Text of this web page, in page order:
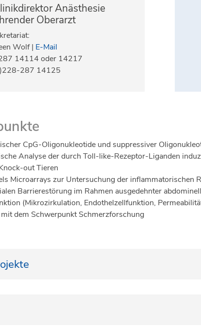
Anästhesie
Oberarzt
Wolf | E-Mail
14114 oder 14217
287 14125
CpG-Oligonukleotide und suppressiver
Analyse der durch Toll-like-Rezeptor-Liganden
out Tieren
Microarrays zur Untersuchung der inflammatorischen
Barrierestörung im Rahmen ausgedehnter
(Mikrozirkulation, Endothelzellfunktion,
dem Schwerpunkt Schmerzforschung
Oligonukleotide
und der Narkosetiefe bei Neugeborenen